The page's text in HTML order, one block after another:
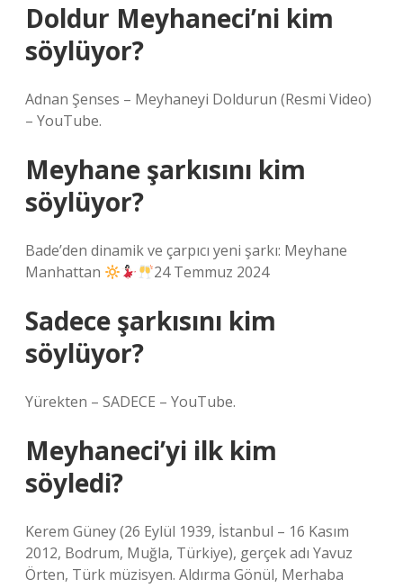
Doldur Meyhaneci’ni kim
söylüyor?
Adnan Şenses – Meyhaneyi Doldurun (Resmi Video)
– YouTube.
Meyhane şarkısını kim
söylüyor?
Bade’den dinamik ve çarpıcı yeni şarkı: Meyhane
Manhattan
24 Temmuz 2024
Sadece şarkısını kim
söylüyor?
Yürekten – SADECE – YouTube.
Meyhaneci’yi ilk kim
söyledi?
Kerem Güney (26 Eylül 1939, İstanbul – 16 Kasım
2012, Bodrum, Muğla, Türkiye), gerçek adı Yavuz
Örten, Türk müzisyen. Aldırma Gönül, Merhaba